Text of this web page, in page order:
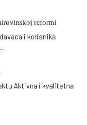
reformi
i korisnika
Aktivna i kvalitetna